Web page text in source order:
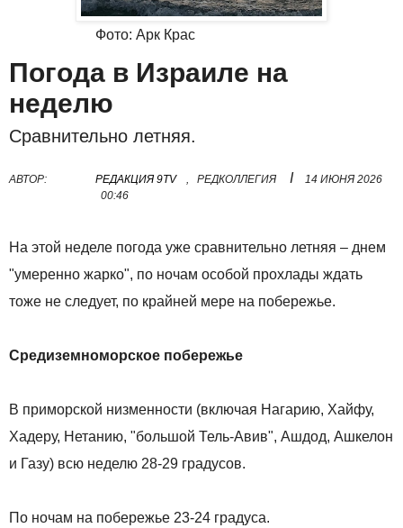
Фото: Арк Крас
Погода в Израиле на
неделю
Сравнительно летняя.
АВТОР: РЕДАКЦИЯ 9TV , РЕДКОЛЛЕГИЯ I
14 ИЮНЯ 2026
00:46
На этой неделе погода уже сравнительно летняя – днем
"умеренно жарко", по ночам особой прохлады ждать
тоже не следует, по крайней мере на побережье.
Средиземноморское побережье
В приморской низменности (включая Нагарию, Хайфу,
Хадеру, Нетанию, "большой Тель-Авив", Ашдод, Ашкелон
и Газу) всю неделю 28-29 градусов.
По ночам на побережье 23-24 градуса.